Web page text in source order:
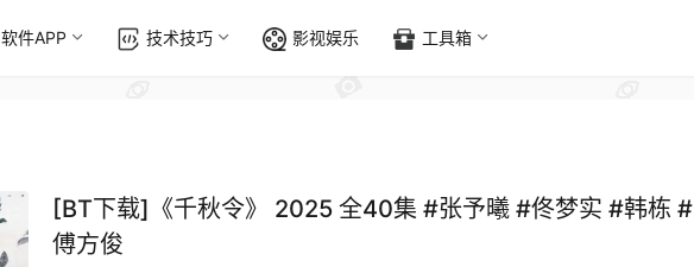
软件APP 技术技巧 影视娱乐 工具箱
[BT下载]《千秋令》 2025 全40集 #张予曦 #佟梦实 #韩栋 #
傅方俊